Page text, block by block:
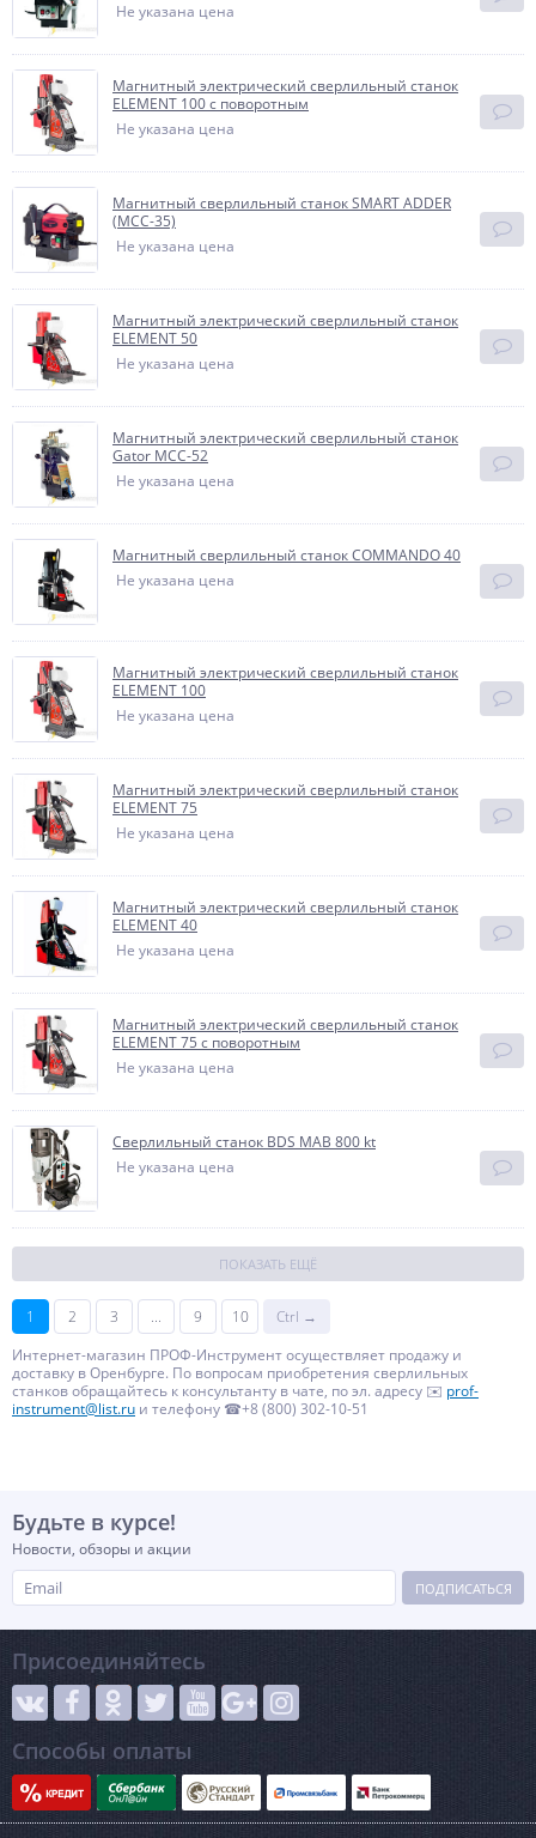
Не указана цена
Магнитный электрический сверлильный станок
ELEMENT 100 с поворотным
Не указана цена
Магнитный сверлильный станок SMART ADDER
(МСС-35)
Не указана цена
Магнитный электрический сверлильный станок
ELEMENT 50
Не указана цена
Магнитный электрический сверлильный станок
Gator МСС-52
Не указана цена
Магнитный сверлильный станок COMMANDO 40
Не указана цена
Магнитный электрический сверлильный станок
ELEMENT 100
Не указана цена
Магнитный электрический сверлильный станок
ELEMENT 75
Не указана цена
Магнитный электрический сверлильный станок
ELEMENT 40
Не указана цена
Магнитный электрический сверлильный станок
ELEMENT 75 с поворотным
Не указана цена
Сверлильный станок BDS MAB 800 kt
Не указана цена
ПОКАЗАТЬ ЕЩЁ
1 2 3 ... 9 10
Ctrl →
Интернет-магазин ПРОФ-Инструмент осуществляет продажу и
доставку в Оренбурге. По вопросам приобретения сверлильных
станков обращайтесь к консультанту в чате, по эл. адресу ✉️ prof-
instrument@list.ru и телефону ☎+8 (800) 302-10-51
Будьте в курсе!
Новости, обзоры и акции
ПОДПИСАТЬСЯ
Присоединяйтесь
Способы оплаты